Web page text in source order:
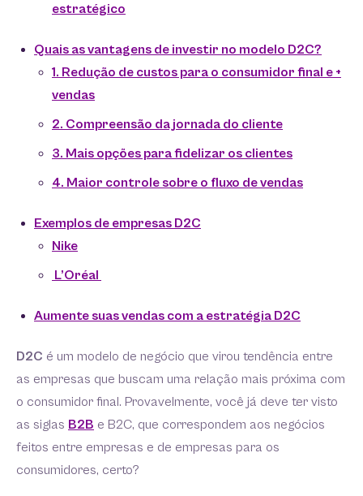
estratégico
Quais as vantagens de investir no modelo D2C?
1. Redução de custos para o consumidor final e +
vendas
2. Compreensão da jornada do cliente
3. Mais opções para fidelizar os clientes
4. Maior controle sobre o fluxo de vendas
Exemplos de empresas D2C
Nike
L’Oréal
Aumente suas vendas com a estratégia D2C
D2C é um modelo de negócio que virou tendência entre
as empresas que buscam uma relação mais próxima com
o consumidor final. Provavelmente, você já deve ter visto
as siglas B2B e B2C, que correspondem aos negócios
feitos entre empresas e de empresas para os
consumidores, certo?